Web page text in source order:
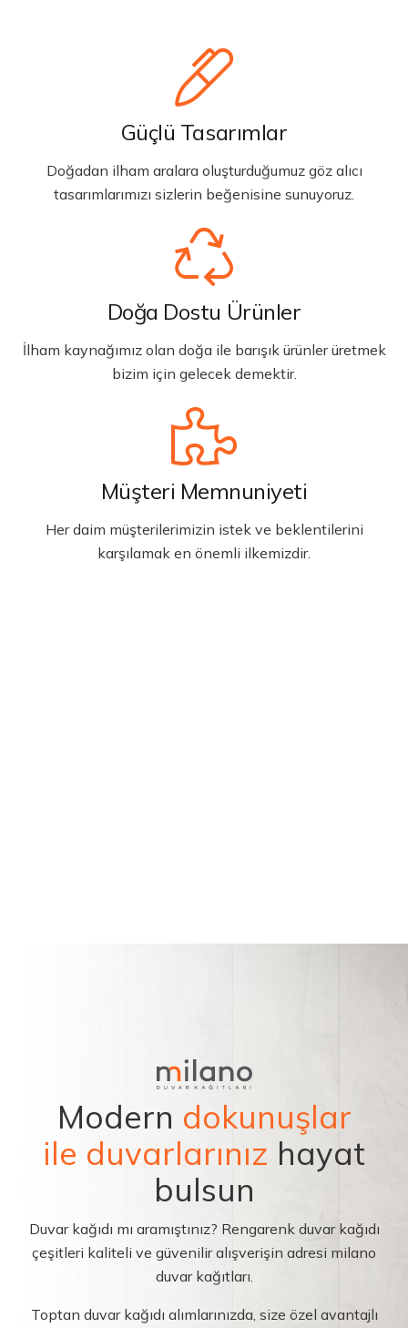
Güçlü Tasarımlar
Doğadan ilham aralara oluşturduğumuz göz alıcı
tasarımlarımızı sizlerin beğenisine sunuyoruz.
Doğa Dostu Ürünler
İlham kaynağımız olan doğa ile barışık ürünler üretmek
bizim için gelecek demektir.
Müşteri Memnuniyeti
Her daim müşterilerimizin istek ve beklentilerini
karşılamak en önemli ilkemizdir.
Modern dokunuşlar
ile duvarlarınız hayat
bulsun
Duvar kağıdı mı aramıştınız? Rengarenk duvar kağıdı
çeşitleri kaliteli ve güvenilir alışverişin adresi milano
duvar kağıtları.
Toptan duvar kağıdı alımlarınızda, size özel avantajlı